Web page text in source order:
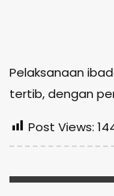
Pelaksanaan
tertib, dengan
Post Views: